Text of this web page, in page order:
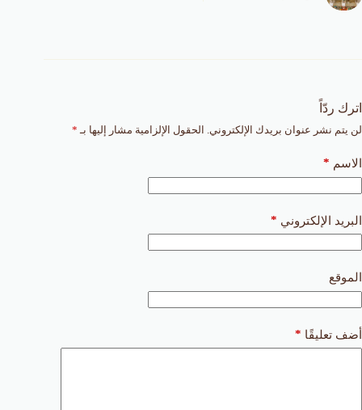
اترك ردّاً
لن يتم نشر عنوان بريدك الإلكتروني. الحقول الإلزامية مشار إليها بـ *
الاسم *
البريد الإلكتروني *
الموقع
أضف تعليقًا *